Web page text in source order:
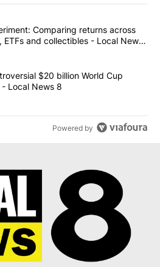
most commented articles in the last
$10K experiment: Comparing
Comparing returns across
and collectibles - Local News
scraps controversial $20 billion
$20 billion World Cup
Local News 8
Powered by